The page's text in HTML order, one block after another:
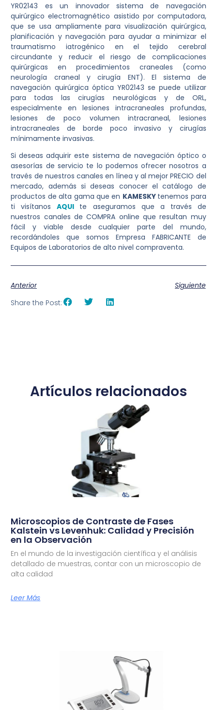
YR02143 es un innovador sistema de navegación
quirúrgico electromagnético asistido por computadora,
que se usa ampliamente para visualización quirúrgica,
planificación y navegación para ayudar a minimizar el
traumatismo iatrogénico en el tejido cerebral
circundante y reducir el riesgo de complicaciones
quirúrgicas en procedimientos craneales (como
neurología craneal y cirugía ENT).
El sistema de
navegación quirúrgica óptica YR02143 se puede utilizar
para todas las cirugías neurológicas y de ORL,
especialmente en lesiones intracraneales profundas,
lesiones de poco volumen intracraneal, lesiones
intracraneales de borde poco invasivo y cirugías
mínimamente invasivas.
Si deseas adquirir este sistema de navegación óptico o
asesorías de servicio te lo podemos ofrecer nosotros a
través de nuestros canales en línea y al mejor PRECIO del
mercado, además si deseas conocer el catálogo de
productos de alta gama que en KAMESKY tenemos para
ti visítanosAQUI te aseguramos que a través de
nuestros canales de COMPRA online que resultan muy
fácil y viable desde cualquier parte del mundo,
recordándoles que somos Empresa FABRICANTE de
Equipos de Laboratorios de alto nivel compraventa.
Anterior
Siguiente
Share the Post:
Artículos relacionados
Microscopios de Contraste de Fases
Kalstein vs Levenhuk: Calidad y Precisión
en la Observación
En el mundo de la investigación científica y el análisis
detallado de muestras, contar con un microscopio de
alta calidad
Leer Más